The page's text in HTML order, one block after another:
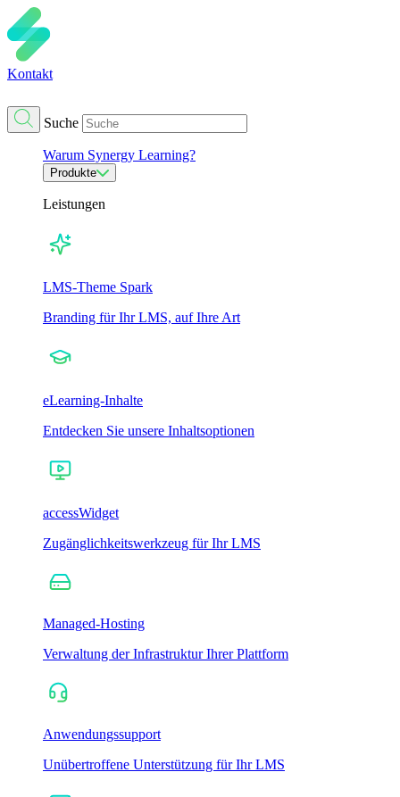
Kontakt
Suche
Warum Synergy Learning?
Produkte
Leistungen
LMS-Theme Spark
Branding für Ihr LMS, auf Ihre Art
eLearning-Inhalte
Entdecken Sie unsere Inhaltsoptionen
accessWidget
Zugänglichkeitswerkzeug für Ihr LMS
Managed-Hosting
Verwaltung der Infrastruktur Ihrer Plattform
Anwendungssupport
Unübertroffene Unterstützung für Ihr LMS